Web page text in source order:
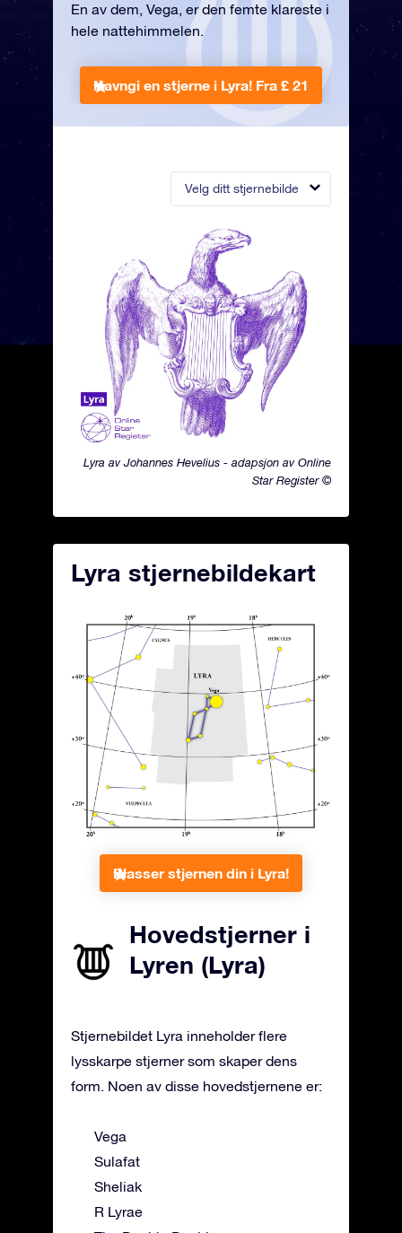
Velg ditt stjernebilde
Lyra av Johannes Hevelius - adapsjon av Online
Star Register ©
En av dem, Vega, er den femte klareste i
hele nattehimmelen.
Navngi en stjerne i Lyra! Fra £ 21
Lyra stjernebildekart
Plasser stjernen din i Lyra!
Hovedstjerner i
Lyren (Lyra)
Stjernebildet Lyra inneholder flere
lysskarpe stjerner som skaper dens
form. Noen av disse hovedstjernene er:
Vega
Sulafat
Sheliak
R Lyrae